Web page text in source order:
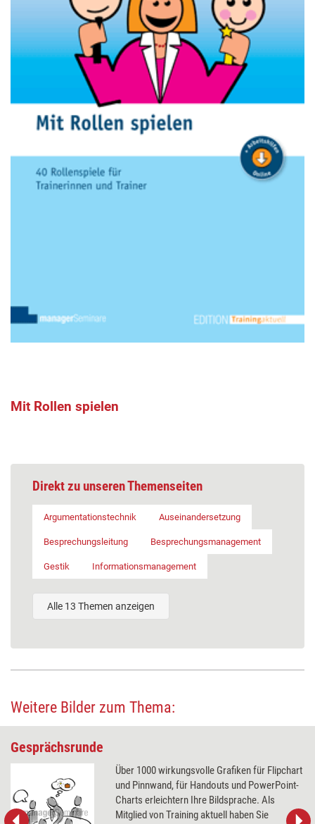
Mit Rollen spielen
Direkt zu unseren Themenseiten
Argumentationstechnik Auseinandersetzung
Besprechungsleitung Besprechungsmanagement
Gestik Informationsmanagement
Alle 13 Themen anzeigen
Weitere Bilder zum Thema:
Gesprächsrunde
Über 1000 wirkungsvolle Grafiken für Flipchart
und Pinnwand, für Handouts und PowerPoint-
Charts erleichtern Ihre Bildsprache. Als
Mitglied von Training aktuell haben Sie